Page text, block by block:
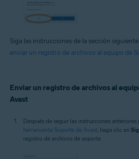
Siga las instrucciones de la sección
enviar un registro de archivos al equipo de
Enviar un registro de archivos al
Avast
Después de seguir las instrucciones anteriores
herramienta Soporte de Avast, haga clic en
registro de archivos de soporte.